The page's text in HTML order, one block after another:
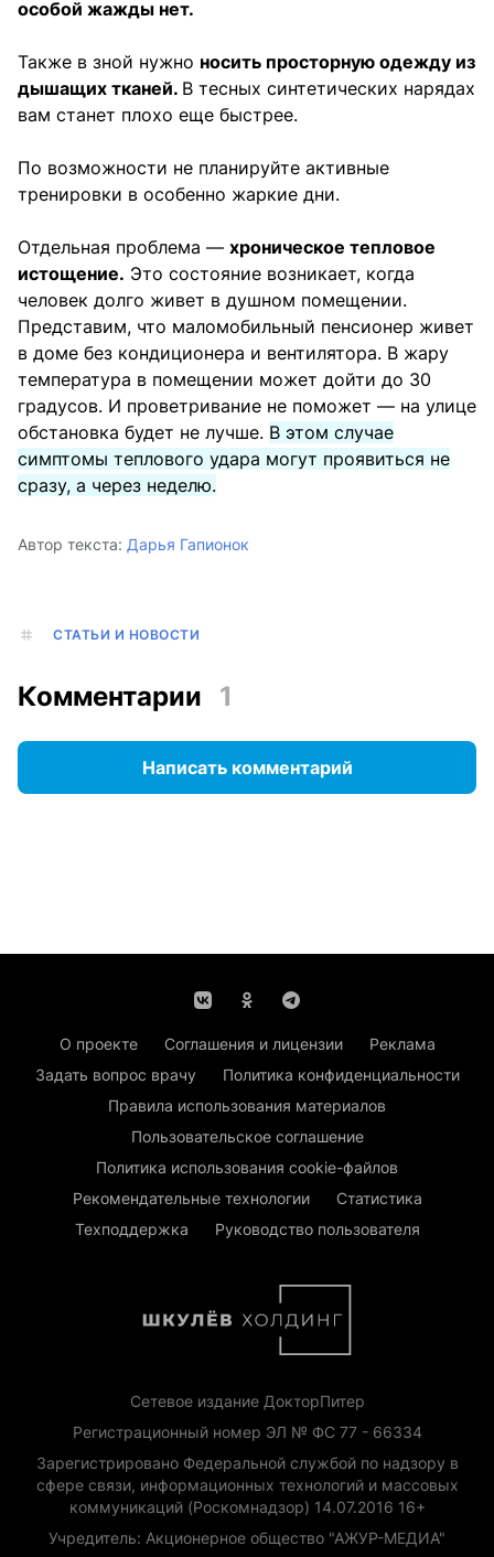
особой жажды нет.
Также в зной нужно носить просторную одежду из
дышащих тканей. В тесных синтетических нарядах
вам станет плохо еще быстрее.
По возможности не планируйте активные
тренировки в особенно жаркие дни.
Отдельная проблема — хроническое тепловое
истощение. Это состояние возникает, когда
человек долго живет в душном помещении.
Представим, что маломобильный пенсионер живет
в доме без кондиционера и вентилятора. В жару
температура в помещении может дойти до 30
градусов. И проветривание не поможет — на улице
обстановка будет не лучше. В этом случае
симптомы теплового удара могут проявиться не
сразу, а через неделю.
Автор текста: Дарья Гапионок
СТАТЬИ И НОВОСТИ
Комментарии 1
Написать комментарий
О проекте Соглашения и лицензии
Реклама
Задать вопрос врачу
Политика конфиденциальности
Правила использования материалов
Пользовательское соглашение
Политика использования cookie-файлов
Рекомендательные технологии
Статистика
Техподдержка
Руководство пользователя
Сетевое издание ДокторПитер
Регистрационный номер ЭЛ № ФС 77 - 66334
Зарегистрировано Федеральной службой по надзору в
сфере связи, информационных технологий и массовых
коммуникаций (Роскомнадзор) 14.07.2016 16+
Учредитель: Акционерное общество "АЖУР-МЕДИА"